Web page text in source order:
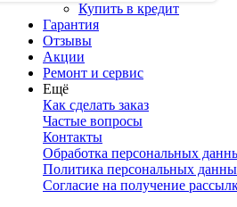
Купить в кредит
Гарантия
Отзывы
Акции
Ремонт и сервис
Ещё
Как сделать заказ
Частые вопросы
Контакты
Обработка персональных
Политика персональных
Согласие на получение